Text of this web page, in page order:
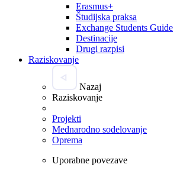
Erasmus+
Študijska praksa
Exchange Students Guide
Destinacije
Drugi razpisi
Raziskovanje
Nazaj
Raziskovanje
Projekti
Mednarodno sodelovanje
Oprema
Uporabne povezave